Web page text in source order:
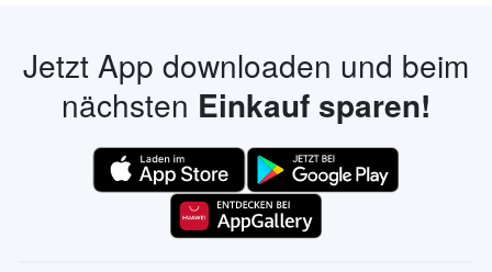
Jetzt App downloaden und beim
nächsten Einkauf sparen!